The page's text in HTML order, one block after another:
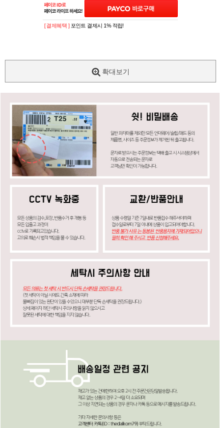
PAYCO 바로
[ 결제혜택 ] 포인트 결제시 1% 적립!
확대보기